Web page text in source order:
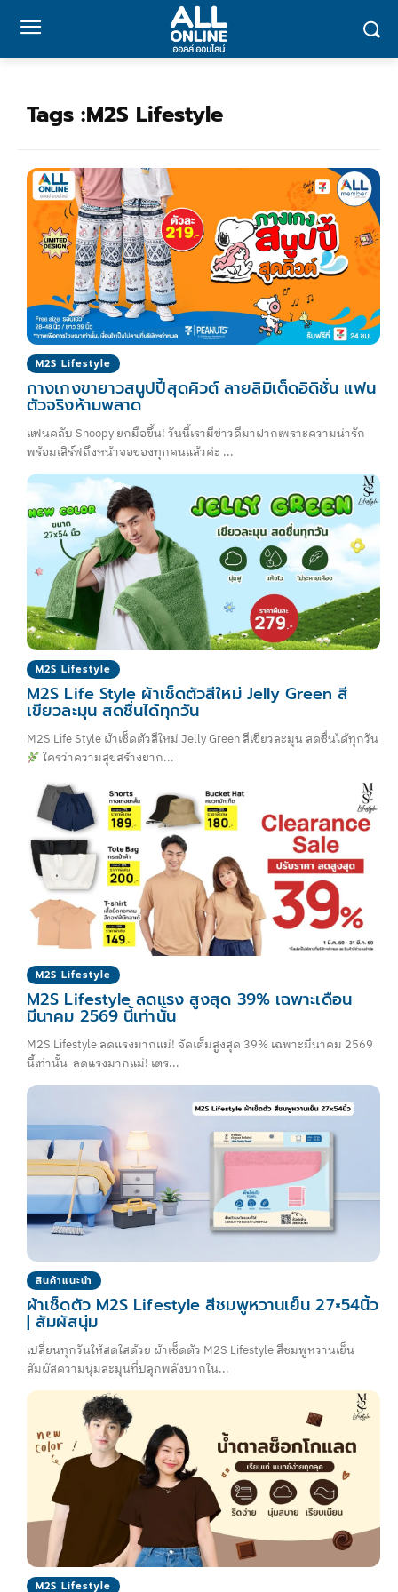
Tags :M2S Lifestyle
M2S Lifestyle
กางเกงขายาวสนูปปี้สุดคิวต์ ลายลิมิเต็ดอิดิชั่น แฟน
ตัวจริงห้ามพลาด
แฟนคลับ Snoopy ยกมือขึ้น! วันนี้เรามีข่าวดีมาฝากเพราะความน่ารัก
พร้อมเสิร์ฟถึงหน้าจอของทุกคนแล้วค่ะ ...
M2S Lifestyle
M2S Life Style ผ้าเช็ดตัวสีใหม่ Jelly Green สี
เขียวละมุน สดชื่นได้ทุกวัน
M2S Life Style ผ้าเช็ดตัวสีใหม่ Jelly Green สีเขียวละมุน สดชื่นได้ทุกวัน
ใครว่าความสุขสร้างยาก...
M2S Lifestyle
M2S Lifestyle ลดแรง สูงสุด 39% เฉพาะเดือน
มีนาคม 2569 นี้เท่านั้น
M2S Lifestyle ลดแรงมากแม่! จัดเต็มสูงสุด 39% เฉพาะมีนาคม 2569
นี้เท่านั้น ลดแรงมากแม่! เตร...
สินค้าแนะนำ
ผ้าเช็ดตัว M2S Lifestyle สีชมพูหวานเย็น 27×54นิ้ว
| สัมผัสนุ่ม
เปลี่ยนทุกวันให้สดใสด้วย ผ้าเช็ดตัว M2S Lifestyle สีชมพูหวานเย็น
สัมผัสความนุ่มละมุนที่ปลุกพลังบวกใน...
M2S Lifestyle